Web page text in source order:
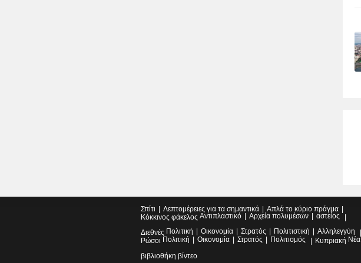
Σπίτι Λεπτομέρειες για τα σημαντικά
Απλά το κύριο πράγμα
Κόκκινος φάκελος Αντιπλαστικό Αρχεία πολυμέσων
αστείος
Διεθνές Πολιτική Οικονομία Στρατός Πολιτιστική
Αλληλεγγύη
Ρώσοι Πολιτική Οικονομία Στρατός Πολιτισμός Κυπριακή Νέα
βιβλιοθήκη βίντεο